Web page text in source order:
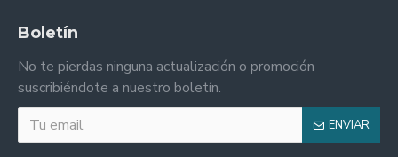
Boletín
No te pierdas ninguna actualización o promoción
suscribiéndote a nuestro boletín.
ENVIAR